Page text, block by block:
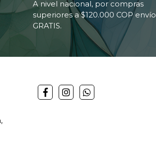
A nivel nacional, por compras
superiores a $120.000 COP envío
GRATIS.